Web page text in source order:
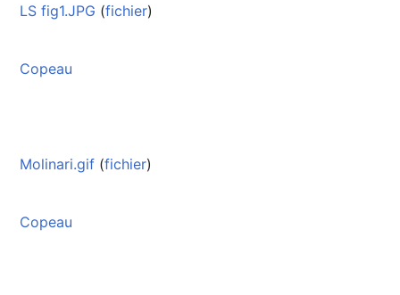
LS fig1.JPG (fichier)
Copeau
Molinari.gif (fichier)
Copeau